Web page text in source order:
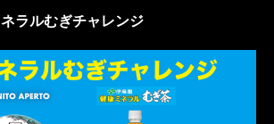
ラルむぎチャレンジ